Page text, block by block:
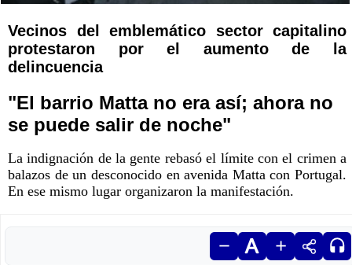
Vecinos del emblemático sector capitalino
protestaron por el aumento de la
delincuencia
"El barrio Matta no era así; ahora no
se puede salir de noche"
La indignación de la gente rebasó el límite con el crimen a
balazos de un desconocido en avenida Matta con Portugal.
En ese mismo lugar organizaron la manifestación.